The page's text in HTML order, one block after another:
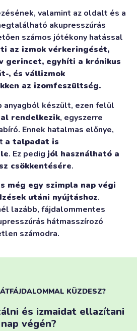
valamint az oldalt és a
akupresszúrás
számos jótékony hatással
az izmok vérkeringését,
gerincet, egyhíti a krónikus
, és vállizmok
az izomfeszültség.
anyagból készült, ezen felül
rendelkezik, egyszerre
Ennek hatalmas előnye,
a talpadat is
. Ez pedig jól használható a
csökkentésére.
még egy szimpla nap végi
utáni nyújtáshoz.
lazább, fájdalommentes
hátmasszírozó
számodra.
KÜZDESZ?
és izmaidat ellazítani
végén?